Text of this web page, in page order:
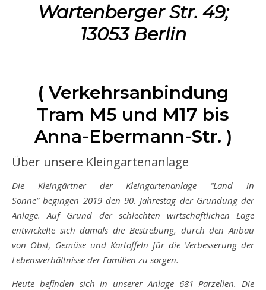
Wartenberger Str. 49;
13053 Berlin
( Verkehrsanbindung
Tram M5 und M17 bis
Anna-Ebermann-Str. )
Über unsere Kleingartenanlage
Die Kleingärtner der Kleingartenanlage “Land in
Sonne” begingen 2019 den 90. Jahrestag der Gründung der
Anlage. Auf Grund der schlechten wirtschaftlichen Lage
entwickelte sich damals die Bestrebung, durch den Anbau
von Obst, Gemüse und Kartoffeln für die Verbesserung der
Lebensverhältnisse der Familien zu sorgen.
Heute befinden sich in unserer Anlage 681 Parzellen. Die